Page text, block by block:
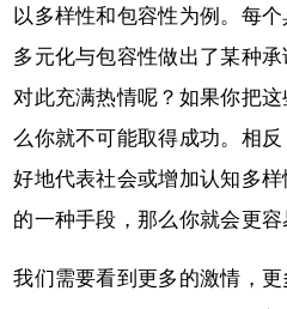
以多样性和包容性为例。每
多元化与包容性做出了某种
对此充满热情呢？如果你把
么你就不可能取得成功。相
好地代表社会或增加认知多样
的一种手段，那么你就会更容
我们需要看到更多的激情，